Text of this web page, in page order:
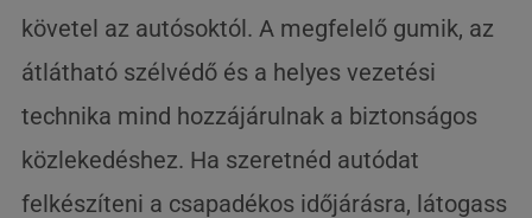
követel az autósoktól. A megfelelő gumik, az
átlátható szélvédő és a helyes vezetési
technika mind hozzájárulnak a biztonságos
közlekedéshez. Ha szeretnéd autódat
felkészíteni a csapadékos időjárásra, látogass